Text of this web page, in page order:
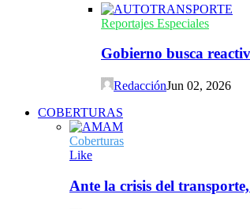
Reportajes Especiales
Gobierno busca
RedacciónJun 02, 2026
COBERTURAS
Coberturas
Like
Ante la crisis del